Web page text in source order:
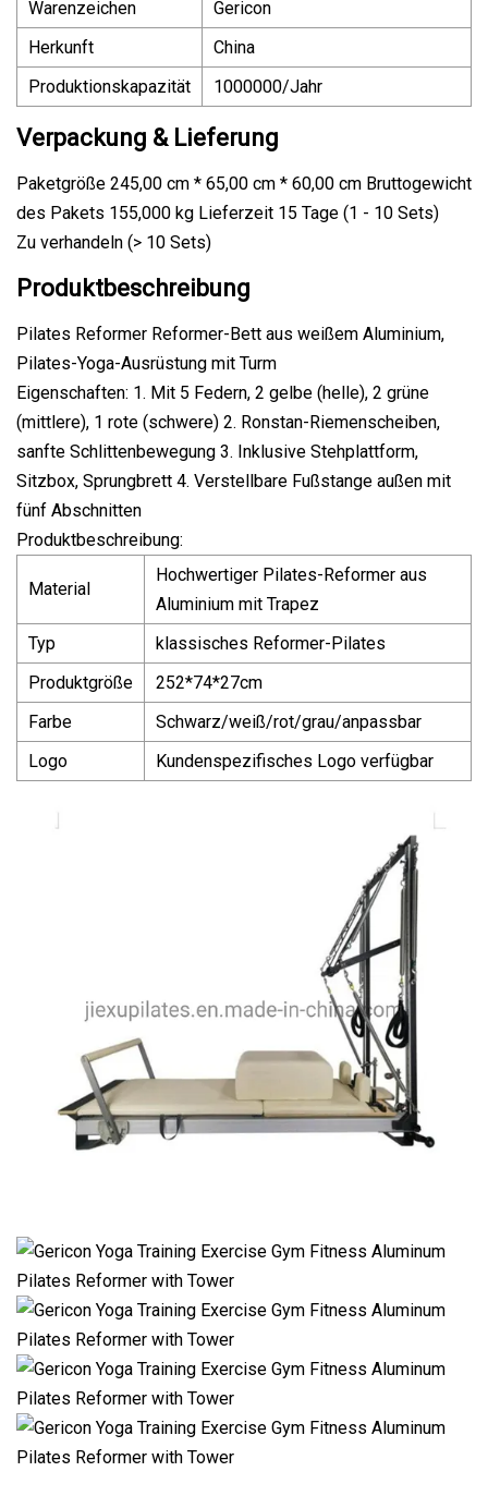
Warenzeichen
Gericon
Herkunft
China
Produktionskapazität
1000000/Jahr
Verpackung & Lieferung
Paketgröße 245,00 cm * 65,00 cm * 60,00 cm Bruttogewicht
des Pakets 155,000 kg Lieferzeit 15 Tage (1 - 10 Sets)
Zu verhandeln (> 10 Sets)
Produktbeschreibung
Pilates Reformer Reformer-Bett aus weißem Aluminium,
Pilates-Yoga-Ausrüstung mit Turm
Eigenschaften: 1. Mit 5 Federn, 2 gelbe (helle), 2 grüne
(mittlere), 1 rote (schwere) 2. Ronstan-Riemenscheiben,
sanfte Schlittenbewegung 3. Inklusive Stehplattform,
Sitzbox, Sprungbrett 4. Verstellbare Fußstange außen mit
fünf Abschnitten
Produktbeschreibung:
Material
Hochwertiger Pilates-Reformer aus
Aluminium mit Trapez
Typ
klassisches Reformer-Pilates
Produktgröße
252*74*27cm
Farbe
Schwarz/weiß/rot/grau/anpassbar
Logo
Kundenspezifisches Logo verfügbar